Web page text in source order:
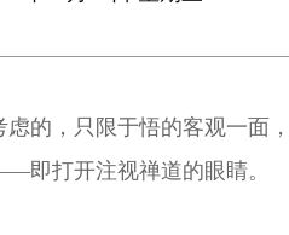
的，只限于悟的客观一面
即打开注视禅道的眼睛。